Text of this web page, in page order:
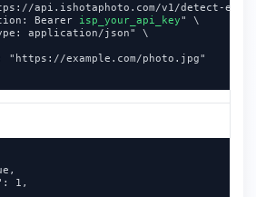
api.ishotaphoto.com/v1/detect-
Bearer
isp_your_api_key" \
application/json" \
"https://example.com/photo.jpg"
1,